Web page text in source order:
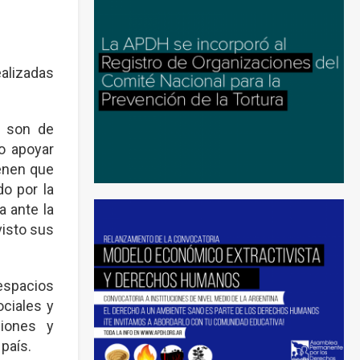
son de
apoyar
que
por la
ante la
sus
y
y